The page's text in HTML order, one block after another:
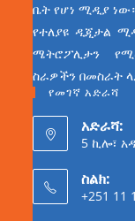
ቤት የሆነ ሚዲያ
የተለያዩ ዲጂታል
ሜትሮፖሊታን
ስራዎችን በመስራት
የመገኛ አድራሻ
አድራሻ:
5 ኪሎ፣
ስልክ:
+251 11